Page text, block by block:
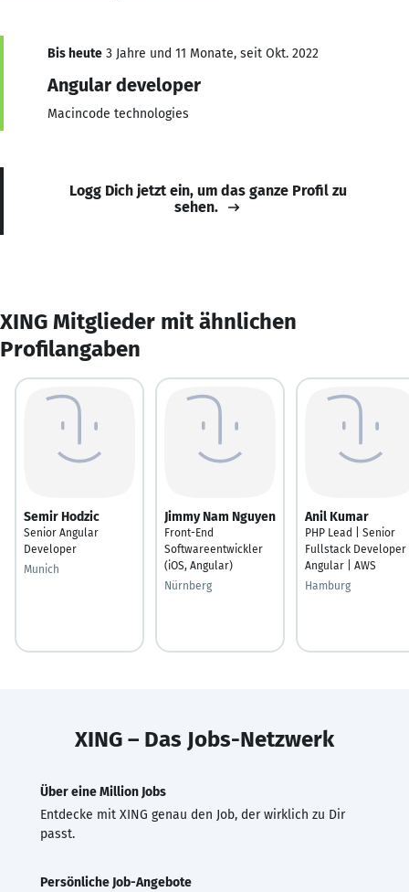
Bis heute 3 Jahre und 11 Monate, seit Okt. 2022
Angular developer
Macincode technologies
Logg Dich jetzt ein, um das ganze Profil zu
sehen.
XING Mitglieder mit ähnlichen
Profilangaben
Semir Hodzic
Senior Angular
Developer
Munich
Jimmy Nam Nguyen
Front-End
Softwareentwickler
(iOS, Angular)
Nürnberg
Anil Kumar
PHP Lead | Senior
Fullstack
Angular | AWS
Hamburg
XING – Das Jobs-Netzwerk
Über eine Million Jobs
Entdecke mit XING genau den Job, der wirklich zu Dir
passt.
Persönliche Job-Angebote